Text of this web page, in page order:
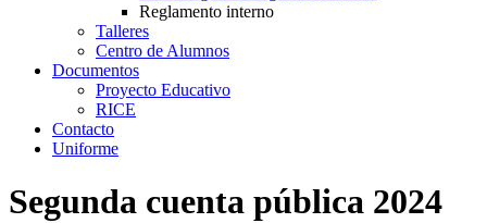
Reglamento interno
Talleres
Centro de Alumnos
Documentos
Proyecto Educativo
RICE
Contacto
Uniforme
Segunda cuenta pública 2024